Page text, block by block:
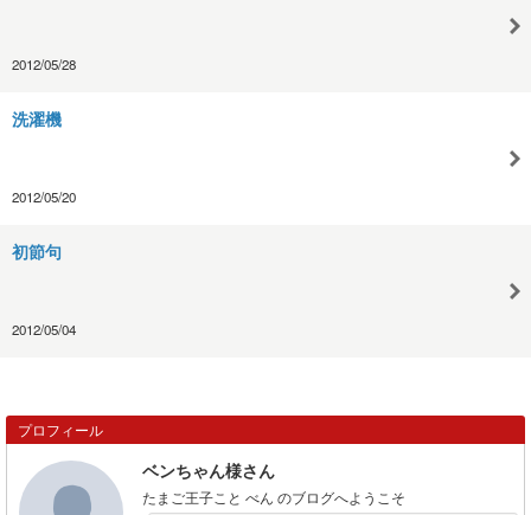
2012/05/28
洗濯機
2012/05/20
初節句
2012/05/04
プロフィール
ベンちゃん様さん
たまご王子こと べん のブログへようこそ